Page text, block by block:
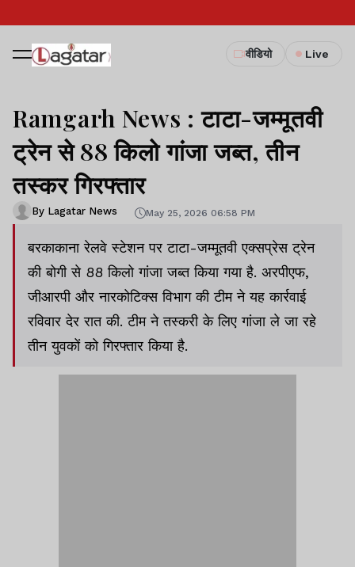
वीडियो Live
Ramgarh News : टाटा-जम्मूतवी
ट्रेन से 88 किलो गांजा जब्त, तीन
तस्कर गिरफ्तार
By Lagatar News May 25, 2026 06:58 PM
बरकाकाना रेलवे स्टेशन पर टाटा-जम्मूतवी एक्सप्रेस ट्रेन
की बोगी से 88 किलो गांजा जब्त किया गया है. अरपीएफ,
जीआरपी और नारकोटिक्स विभाग की टीम ने यह कार्रवाई
रविवार देर रात की. टीम ने तस्करी के लिए गांजा ले जा रहे
तीन युवकों को गिरफ्तार किया है.